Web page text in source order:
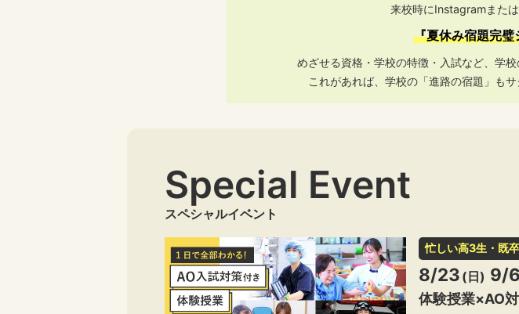
来校時にInstagramまた
『夏休み宿題完
めざせる資格・学校の特徴・入試など、学
これがあれば、学校の「進路の宿題」も
Special Event
スペシャルイベント
忙しい高3生・既
8/23 (日) 9/6
体験授業×AO